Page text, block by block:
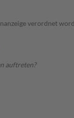
verordnet
auftreten?